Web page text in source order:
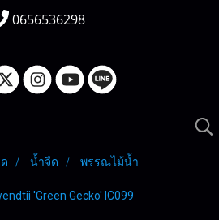
0656536298
น้ำจืด
พรรณไม้น้ำ
'Green Gecko' IC099